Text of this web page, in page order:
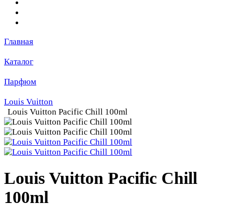
Главная
Каталог
Парфюм
Louis Vuitton
Louis Vuitton Pacific Chill 100ml
Louis Vuitton Pacific Chill
100ml